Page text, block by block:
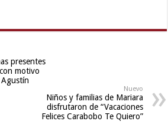
presentes
motivo
Agustín
Nuevo
Niños y familias de Mariara
disfrutaron de “Vacaciones
Felices Carabobo Te Quiero”